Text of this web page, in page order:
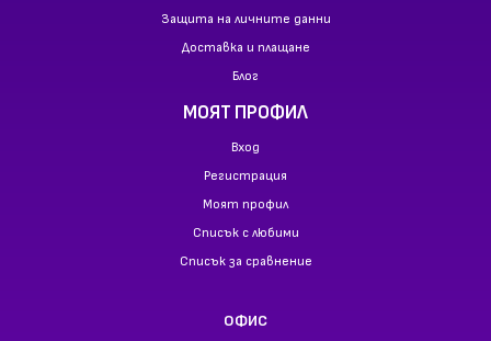
Защита на личните данни
Доставка и плащане
Блог
МОЯТ ПРОФИЛ
Вход
Регистрация
Моят профил
Списък с любими
Списък за сравнение
ОФИС